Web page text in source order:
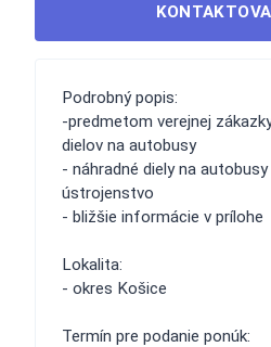
Podrobný popis:
-predmetom verejnej
dielov na autobusy
- náhradné diely na
ústrojenstvo
- bližšie informácie v prílohe
Lokalita:
- okres Košice
Termín pre podanie ponúk: